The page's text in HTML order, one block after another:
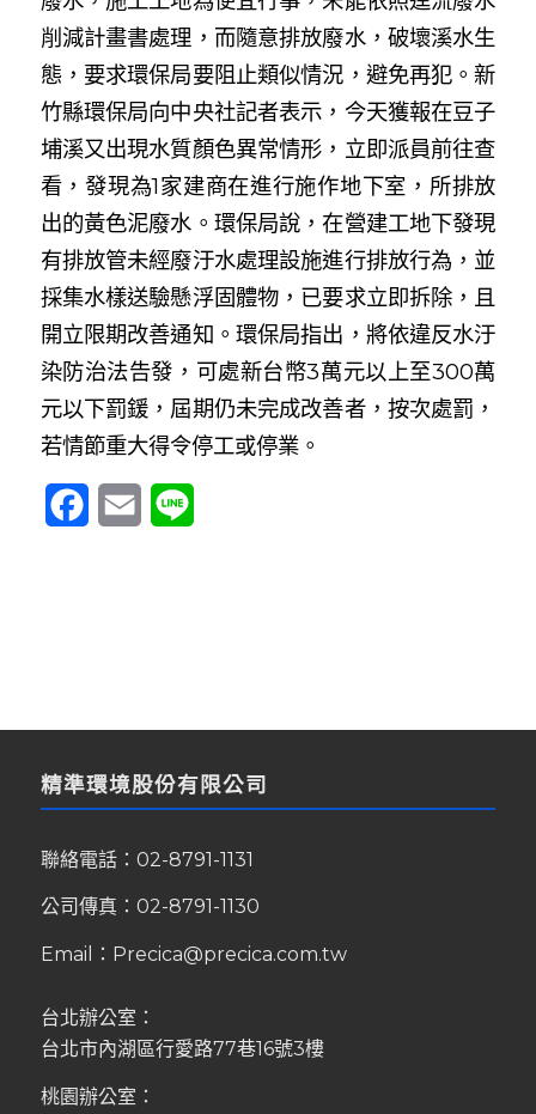
削減計畫書處理，而隨意排放廢水，破壞溪水生
態，要求環保局要阻止類似情況，避免再犯。新
竹縣環保局向中央社記者表示，今天獲報在豆子
埔溪又出現水質顏色異常情形，立即派員前往查
看，發現為1家建商在進行施作地下室，所排放
出的黃色泥廢水。 環保局說，在營建工地下發現
有排放管未經廢汙水處理設施進行排放行為，並
採集水樣送驗懸浮固體物，已要求立即拆除，且
開立限期改善通知。 環保局指出，將依違反水汙
染防治法告發，可處新台幣3萬元以上至300萬
元以下罰鍰，屆期仍未完成改善者，按次處罰，
若情節重大得令停工或停業。
Facebook
Email
精準環境股份有限公司
聯絡電話： 02-8791-1131
公司傳真：02-8791-1130
Email： Precica@precica.com.tw
台北辦公室：
台北市內湖區行愛路77巷16號3樓
桃園辦公室：